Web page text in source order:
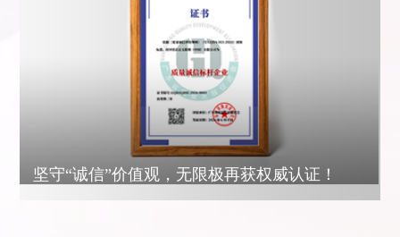
坚守“诚信”价值观，无限极再获权威认证！